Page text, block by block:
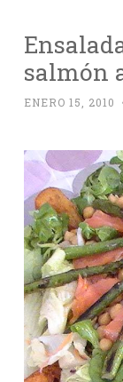
salmón
ENERO 15, 2010